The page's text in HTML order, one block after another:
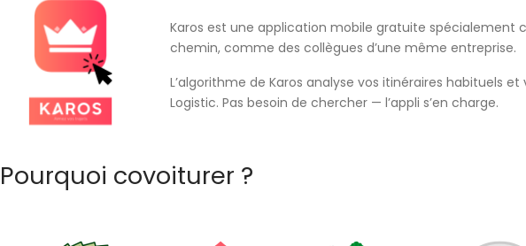
Karos est une application mobile gratuite spécialement
chemin, comme des collègues d’une même entreprise.
L’algorithme de Karos analyse vos itinéraires habituels
Logistic. Pas besoin de chercher — l’appli s’en charge.
Pourquoi covoiturer ?